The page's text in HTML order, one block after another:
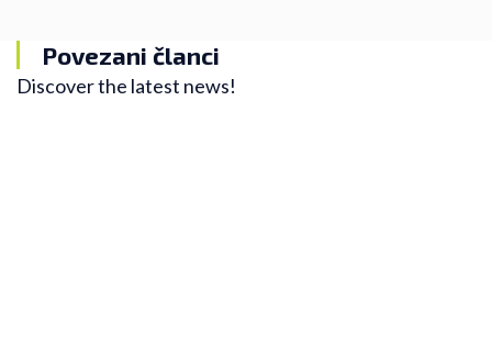
Povezani članci
Discover the latest news!